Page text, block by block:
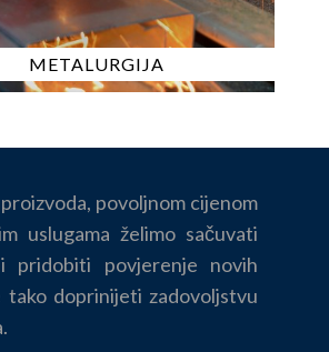
METALURGIJA
povoljnom cijenom
uslugama želimo sačuvati
pridobiti povjerenje novih
tako doprinijeti zadovoljstvu